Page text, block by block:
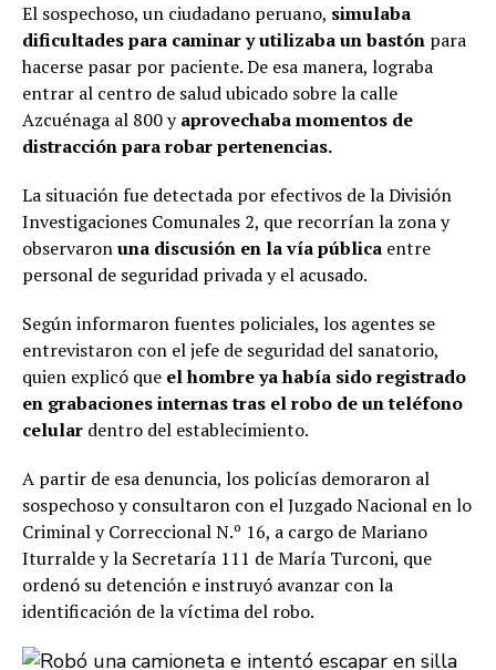
El sospechoso, un ciudadano peruano, simulaba
dificultades para caminar y utilizaba un bastón para
hacerse pasar por paciente. De esa manera, lograba
entrar al centro de salud ubicado sobre la calle
Azcuénaga al 800 yaprovechaba momentos de
distracción para robar pertenencias.
La situación fue detectada por efectivos de la División
Investigaciones Comunales 2, que recorrían la zona y
observaronuna discusión en la vía pública entre
personal de seguridad privada y el acusado.
Según informaron fuentes policiales, los agentes se
entrevistaron con el jefe de seguridad del sanatorio,
quien explicó que el hombre ya había sido registrado
en grabaciones internas tras elrobo de un teléfono
celular dentro del establecimiento.
A partir de esa denuncia, los policías demoraron al
sospechoso y consultaron con el Juzgado Nacional en lo
Criminal y Correccional N.º 16, a cargo de Mariano
Iturralde y la Secretaría 111 de María Turconi, que
ordenó su detención e instruyó avanzar con la
identificación de la víctima del robo.